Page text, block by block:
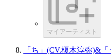
マイアーティスト
「ち」(CV.榎木淳弥)&